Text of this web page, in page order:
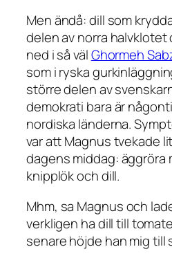
Men ändå: dill som
delen av norra halvklotet
ned i så välGhormeh
som i ryska
större delen av
demokrati bara är
nordiska länderna.
var att Magnus tvekade
dagens middag: äggröra
knipplök och dill.
Mhm, sa Magnus och
verkligen ha dill till
senare höjde han mig till